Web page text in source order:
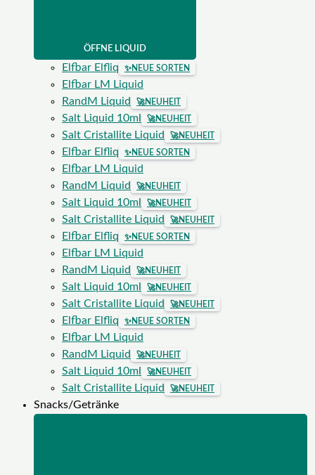
ÖFFNE LIQUID
Elfbar Elfliq ✨NEUE SORTEN
Elfbar LM Liquid
RandM Liquid
🚀NEUHEIT
Salt Liquid 10ml 🚀NEUHEIT
Salt Cristallite Liquid 🚀NEUHEIT
Elfbar Elfliq ✨NEUE SORTEN
Elfbar LM Liquid
RandM Liquid
🚀NEUHEIT
Salt Liquid 10ml 🚀NEUHEIT
Salt Cristallite Liquid 🚀NEUHEIT
Elfbar Elfliq ✨NEUE SORTEN
Elfbar LM Liquid
RandM Liquid
🚀NEUHEIT
Salt Liquid 10ml 🚀NEUHEIT
Salt Cristallite Liquid 🚀NEUHEIT
Elfbar Elfliq ✨NEUE SORTEN
Elfbar LM Liquid
RandM Liquid
🚀NEUHEIT
Salt Liquid 10ml 🚀NEUHEIT
Salt Cristallite Liquid 🚀NEUHEIT
Snacks/Getränke